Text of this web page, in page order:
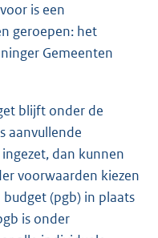
is een
geroepen: het
Gemeenten
blijft onder de
aanvullende
dan kunnen
voorwaarden kiezen
(pgb) in plaats
is onder